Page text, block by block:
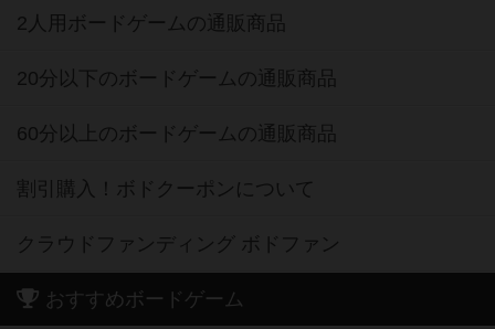
2人用ボードゲームの通販商品
20分以下のボードゲームの通販商品
60分以上のボードゲームの通販商品
割引購入！ボドクーポンについて
クラウドファンディング ボドファン
おすすめボードゲーム